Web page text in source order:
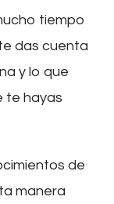
tiempo
das cuenta
y lo que
te hayas
de
manera